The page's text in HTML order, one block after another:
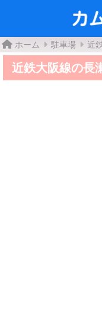
ホーム 駐車場 近
近鉄大阪線の長